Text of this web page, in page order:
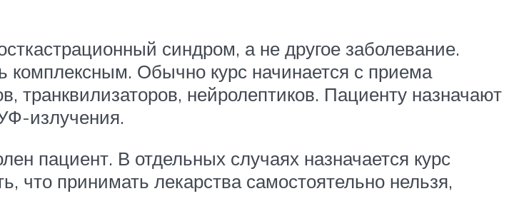
синдром, а не другое заболевание.
комплексным. Обычно курс начинается с приема
нейролептиков. Пациенту назначают
излучения.
пациент. В отдельных случаях назначается курс
что принимать лекарства самостоятельно нельзя,